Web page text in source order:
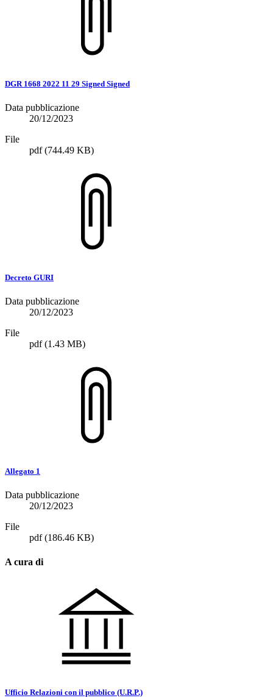
DGR 1668 2022 11 29 Signed Signed
Data pubblicazione
20/12/2023
File
pdf(744.49 KB)
Decreto GURI
Data pubblicazione
20/12/2023
File
pdf(1.43 MB)
Allegato 1
Data pubblicazione
20/12/2023
File
pdf(186.46 KB)
A cura di
Ufficio Relazioni con il pubblico (U.R.P.)